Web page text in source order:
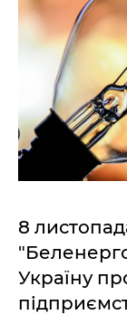
8
Україну